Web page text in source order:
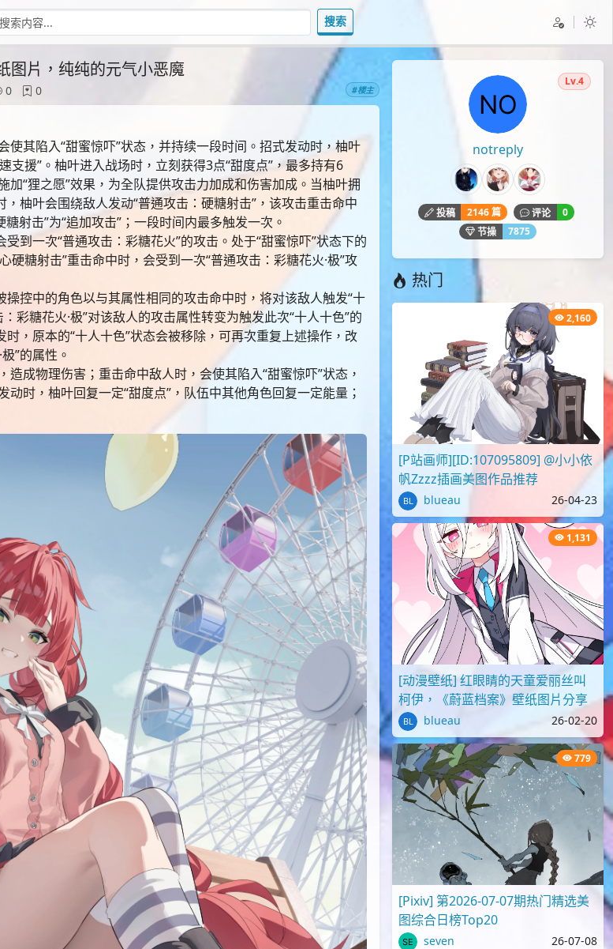
搜索
图片，纯纯的元气小恶魔
0 0 #楼主
其陷入“甜蜜惊吓”状态，并持续一段时间。招式发动时，柚叶
支援”。柚叶进入战场时，立刻获得3点“甜度点”，最多持有6
“狸之愿”效果，为全队提供攻击力加成和伤害加成。当柚叶拥
柚叶会围绕敌人发动“普通攻击：硬糖射击”，该攻击重击命中
射击”为“追加攻击”；一段时间内最多触发一次。
到一次“普通攻击：彩糖花火”的攻击。处于“甜蜜惊吓”状态下的
硬糖射击”重击命中时，会受到一次“普通攻击：彩糖花火·极”攻
控中的角色以与其属性相同的攻击命中时，将对该敌人触发“十
彩糖花火·极”对该敌人的攻击属性转变为触发此次“十人十色”的
，原本的“十人十色”状态会被移除，可再次重复上述操作，改
”的属性。
成物理伤害；重击命中敌人时，会使其陷入“甜蜜惊吓”状态，
时，柚叶回复一定“甜度点”，队伍中其他角色回复一定能量；
notreply
Lv.4
投稿 2146 篇 评论
0
节操
7875
热门
2,160
[P站画师][ID:107095809] @小小依
帆Zzzz插画美图作品推荐
blueau 26-04-23
1,131
[动漫壁纸] 红眼睛的天童爱丽丝叫
柯伊，《蔚蓝档案》壁纸图片分享
blueau 26-02-20
779
[Pixiv] 第2026-07-07期热门精选美
图综合日榜Top20
seven 26-07-08